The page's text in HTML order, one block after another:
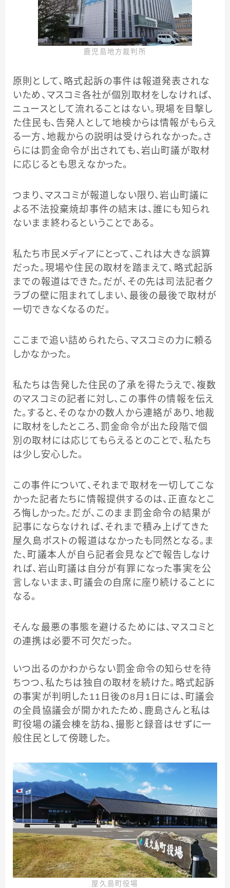
鹿児島地方裁判所
原則として、略式起訴の事件は報道発表されな
いため、マスコミ各社が個別取材をしなければ、
ニュースとして流れることはない。現場を目撃し
た住民も、告発人として地検からは情報がもらえ
る一方、地裁からの説明は受けられなかった。さ
らには罰金命令が出されても、岩山町議が取材
に応じるとも思えなかった。
つまり、マスコミが報道しない限り、岩山町議に
よる不法投棄焼却事件の結末は、誰にも知られ
ないまま終わるということである。
私たち市民メディアにとって、これは大きな誤算
だった。現場や住民の取材を踏まえて、略式起訴
までの報道はできた。だが、その先は司法記者ク
ラブの壁に阻まれてしまい、最後の最後で取材が
一切できなくなるのだ。
ここまで追い詰められたら、マスコミの力に頼る
しかなかった。
私たちは告発した住民の了承を得たうえで、複数
のマスコミの記者に対し、この事件の情報を伝え
た。すると、そのなかの数人から連絡があり、地裁
に取材をしたところ、罰金命令が出た段階で個
別の取材には応じてもらえるとのことで、私たち
は少し安心した。
この事件について、それまで取材を一切してこな
かった記者たちに情報提供するのは、正直なとこ
ろ悔しかった。だが、このまま罰金命令の結果が
記事にならなければ、それまで積み上げてきた
屋久島ポストの報道はなかったも同然となる。ま
た、町議本人が自ら記者会見などで報告しなけ
れば、岩山町議は自分が有罪になった事実を公
言しないまま、町議会の自席に座り続けることに
なる。
そんな最悪の事態を避けるためには、マスコミと
の連携は必要不可欠だった。
いつ出るのかわからない罰金命令の知らせを待
ちつつ、私たちは独自の取材を続けた。略式起訴
の事実が判明した11日後の8月1日には、町議会
の全員協議会が開かれたため、鹿島さんと私は
町役場の議会棟を訪ね、撮影と録音はせずに一
般住民として傍聴した。
屋久島町役場